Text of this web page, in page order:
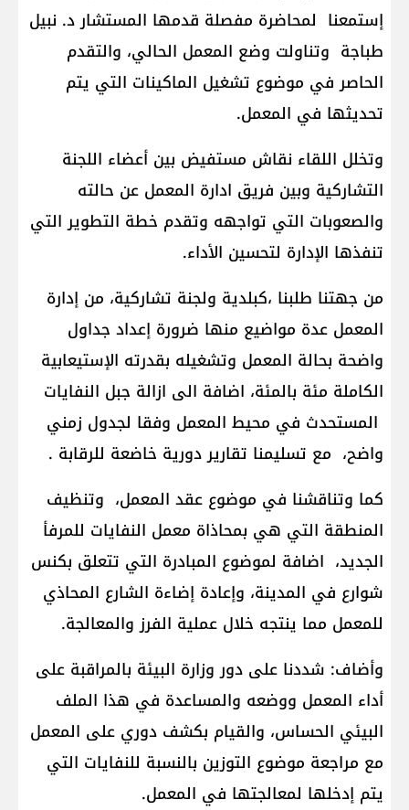
إستمعنا لمحاضرة مفصلة قدمها المستشار د. نبيل
طباجة وتناولت وضع المعمل الحالي، والتقدم
الحاصر في موضوع تشغيل الماكينات التي يتم
تحديثها في المعمل.
وتخلل اللقاء نقاش مستفيض بين أعضاء اللجنة
التشاركية وبين فريق ادارة المعمل عن حالته
والصعوبات التي تواجهه وتقدم خطة التطوير التي
تنفذها الإدارة لتحسين الأداء.
من جهتنا طلبنا ،كبلدية ولجنة تشاركية، من إدارة
المعمل عدة مواضيع منها ضرورة إعداد جداول
واضحة بحالة المعمل وتشغيله بقدرته الإستيعابية
الكاملة مئة بالمئة، اضافة الى ازالة جبل النفايات
المستحدث في محيط المعمل وفقا لجدول زمني
واضح، مع تسليمنا تقارير دورية خاضعة للرقابة .
كما وتناقشنا في موضوع عقد المعمل، وتنظيف
المنطقة التي هي بمحاذاة معمل النفايات للمرفأ
الجديد، اضافة لموضوع المبادرة التي تتعلق بكنس
شوارع في المدينة، وإعادة إضاءة الشارع المحاذي
للمعمل مما ينتجه خلال عملية الفرز والمعالجة.
وأضاف: شددنا على دور وزارة البيئة بالمراقبة على
أداء المعمل ووضعه والمساعدة في هذا الملف
البيئي الحساس، والقيام بكشف دوري على المعمل
مع مراجعة موضوع التوزين بالنسبة للنفايات التي
يتم إدخلها لمعالجتها في المعمل.